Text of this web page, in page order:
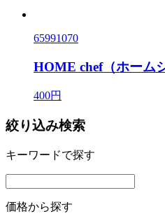
65991070
HOME chef（ホーム
400円
絞り込み検索
キーワードで探す
価格から探す